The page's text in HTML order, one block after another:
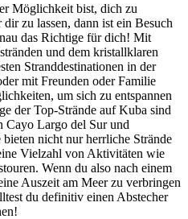
Möglichkeit bist, dich zu
zu lassen, dann ist ein Besuch
das Richtige für dich! Mit
und dem kristallklaren
Stranddestinationen in der
mit Freunden oder Familie
um sich zu entspannen
der Top-Strände auf Kuba sind
Cayo Largo del Sur und
nicht nur herrliche Strände
Vielzahl von Aktivitäten wie
Wenn du also nach einem
Auszeit am Meer zu verbringen
du definitiv einen Abstecher